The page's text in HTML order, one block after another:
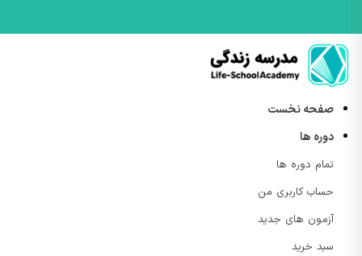
صفحه نخست
دوره ها
تمام دوره ها
حساب کاربری من
آزمون های جدید
سبد خرید